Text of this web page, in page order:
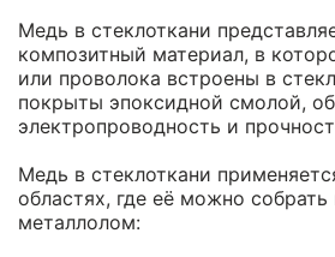
Медь в стеклоткани
композитный материал, в
или проволока встроены в
покрыты эпоксидной смолой,
электропроводность и
Медь в стеклоткани
областях, где её можно собрать
металлолом: